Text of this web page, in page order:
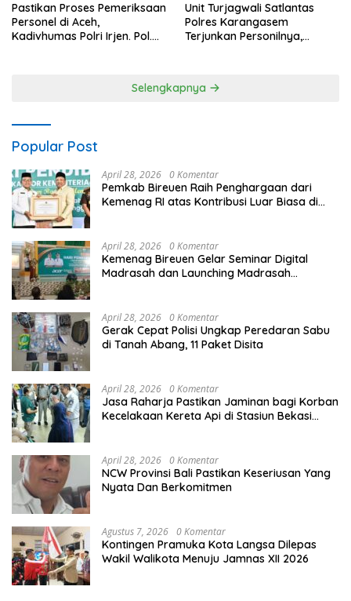
Pastikan Proses Pemeriksaan
Personel di Aceh,
Kadivhumas Polri Irjen. Pol.
Unit Turjagwali Satlantas
Polres Karangasem
Terjunkan Personilnya,
Selengkapnya
Popular Post
April 28, 2026 0 Komentar
Pemkab Bireuen Raih Penghargaan dari
Kemenag RI atas Kontribusi Luar Biasa di
April 28, 2026 0 Komentar
Kemenag Bireuen Gelar Seminar Digital
Madrasah dan Launching Madrasah
April 28, 2026 0 Komentar
Gerak Cepat Polisi Ungkap Peredaran Sabu
di Tanah Abang, 11 Paket Disita
April 28, 2026 0 Komentar
Jasa Raharja Pastikan Jaminan bagi Korban
Kecelakaan Kereta Api di Stasiun Bekasi
April 28, 2026 0 Komentar
NCW Provinsi Bali Pastikan Keseriusan Yang
Nyata Dan Berkomitmen
Agustus 7, 2026 0 Komentar
Kontingen Pramuka Kota Langsa Dilepas
Wakil Walikota Menuju Jamnas XII 2026